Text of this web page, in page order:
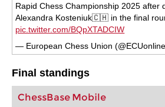
Rapid Chess Championship 2025 after
Alexandra Kosteniuk🇨🇭 in the final
pic.twitter.com/BQpXTADCIW
— European Chess Union
Final standings
ChessBase Mobile